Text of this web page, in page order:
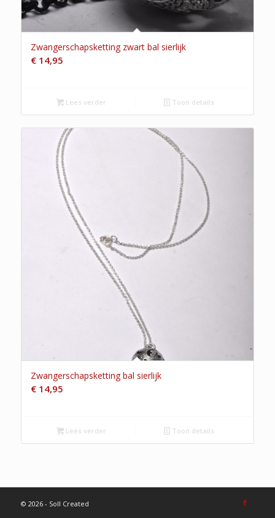
Zwangerschapsketting zwart bal sierlijk
€14,95
Lees verder Toon details
Zwangerschapsketting bal sierlijk
€14,95
Lees verder Toon details
© 2026 - Soll Created